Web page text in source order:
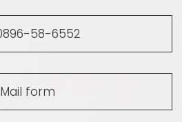
58-6552
Mail form